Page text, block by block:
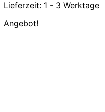
Lieferzeit: 1 - 3 Werktage
Angebot!